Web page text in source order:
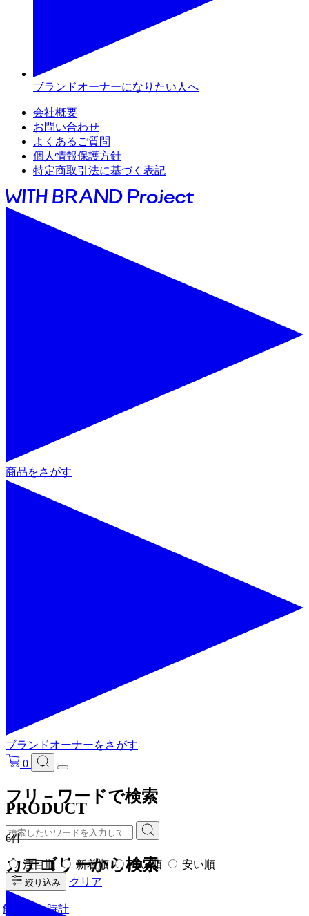
ブランドオーナーになりたい人へ
会社概要
お問い合わせ
よくあるご質問
個人情報保護方針
特定商取引法に基づく表記
商品をさがす
ブランドオーナーをさがす
0
フリ－ワードで検索
カテゴリーから検索
PRODUCT
6件
注目順 新着順 高い順 安い順
絞り込み クリア
解放肌、時計